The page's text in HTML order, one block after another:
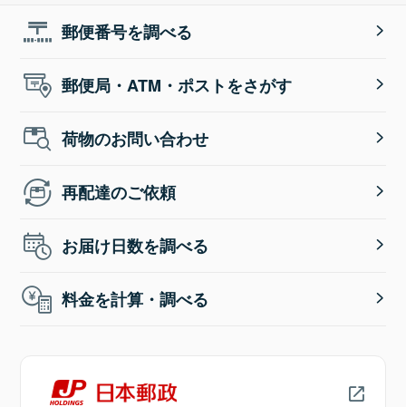
郵便番号を調べる
郵便局・ATM・ポストをさがす
荷物のお問い合わせ
再配達のご依頼
お届け日数を調べる
料金を計算・調べる